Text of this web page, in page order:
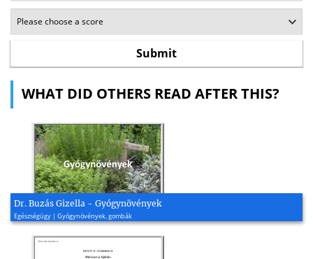
WHAT DID OTHERS READ AFTER THIS?
Dr. Buzás Gizella - Gyógynövények
Egészségügy | Gyógynövények, gombák